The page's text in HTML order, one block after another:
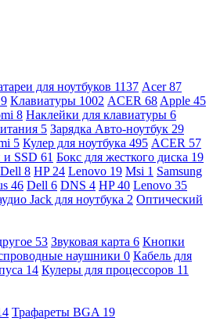
для ноутбуков 1137 Acer87
9 Клавиатуры 1002 ACER 68 Apple 45
8 Наклейки для клавиатуры 6
5 Зарядка Авто-ноутбук 29
5 Кулер для ноутбука 495 ACER 57
и SSD 61 Бокс для жесткого диска 19
Dell 8 HP 24 Lenovo 19 Msi 1 Samsung
46 Dell 6 DNS 4 HP40 Lenovo 35
Jack для ноутбука 2 Оптический
53 Звуковая карта 6 Кнопки
наушники 0 Кабель для
14 Кулеры для процессоров 11
Трафареты BGA 19